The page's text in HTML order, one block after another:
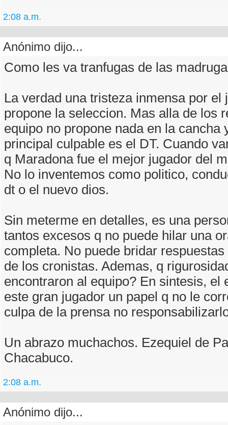
2:08 a.m.
Anónimo dijo...
Como les va tranfugas de las
La verdad una tristeza inmensa por el
propone la seleccion. Mas alla de los
equipo no propone nada en la cancha
principal culpable es el DT. Cuando
q Maradona fue el mejor jugador del
No lo inventemos como politico,
dt o el nuevo dios.
Sin meterme en detalles, es una
tantos excesos q no puede hilar una
completa. No puede bridar
de los cronistas. Ademas, q
encontraron al equipo? En sintesis, el
este gran jugador un papel q no le
culpa de la prensa no
Un abrazo muchachos. Ezequiel de
Chacabuco.
2:08 a.m.
Anónimo dijo...